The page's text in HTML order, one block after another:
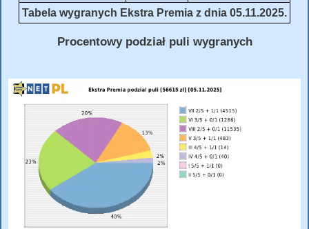
Tabela wygranych Ekstra Premia z dnia 05.11.2025.
Procentowy podział puli wygranych